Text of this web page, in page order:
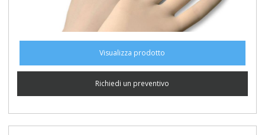
Visualizza prodotto
Richiedi un preventivo